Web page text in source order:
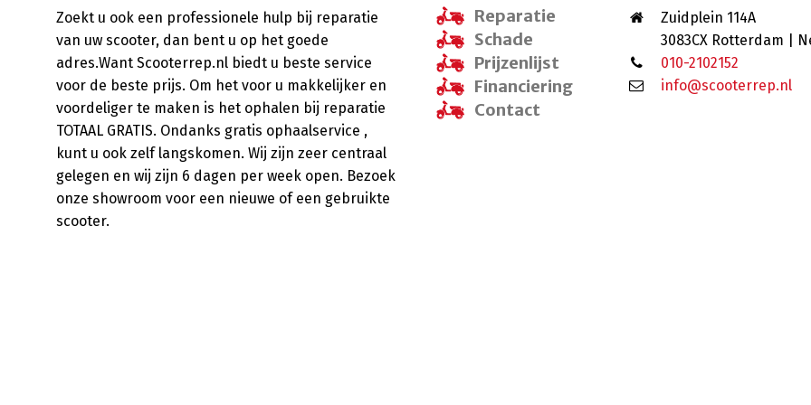
Zoekt u ook een professionele hulp bij reparatie
van uw scooter, dan bent u op het goede
adres.Want Scooterrep.nl biedt u beste service
voor de beste prijs. Om het voor u makkelijker en
voordeliger te maken is het ophalen bij reparatie
TOTAAL GRATIS. Ondanks gratis ophaalservice ,
kunt u ook zelf langskomen. Wij zijn zeer centraal
gelegen en wij zijn 6 dagen per week open. Bezoek
onze showroom voor een nieuwe of een gebruikte
scooter.
Reparatie
Schade
Prijzenlijst
Financiering
Contact
Zuidplein 114A
3083CX Rotterdam |
010-2102152
info@scooterrep.nl